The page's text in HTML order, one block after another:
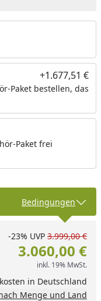
+1.677,51 €
Paket bestellen, das
Paket frei
Bedingungen
-23% UVP 3.999,00 €
3.060,00 €
inkl. 19% MwSt.
in Deutschland
Menge und Land